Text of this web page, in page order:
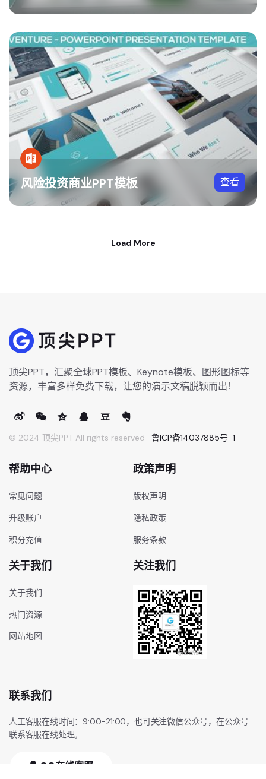
风险投资商业PPT模板 查看
Load More
顶尖PPT，汇聚全球PPT模板、Keynote模板、图形图标等
资源，丰富多样免费下载，让您的演示文稿脱颖而出！
© 2024 顶尖PPT All rights reserved · 鲁ICP备14037885号-1
帮助中心
常见问题
升级账户
积分充值
政策声明
版权声明
隐私政策
服务条款
关于我们
关于我们
热门资源
网站地图
关注我们
联系我们
人工客服在线时间：9:00-21:00，也可关注微信公众号，在公众号
联系客服在线处理。
QQ在线客服